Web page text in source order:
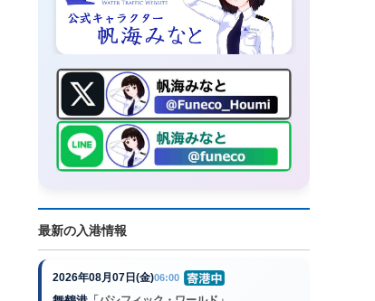
最新の入港情報
2026年08月07日(金)06:00